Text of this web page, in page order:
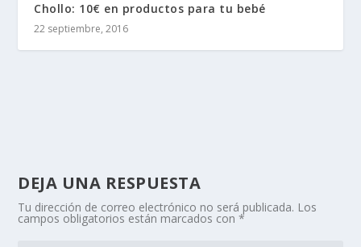
Chollo: 10€ en productos para tu bebé
22 septiembre, 2016
DEJA UNA RESPUESTA
Tu dirección de correo electrónico no será publicada. Los
campos obligatorios están marcados con*